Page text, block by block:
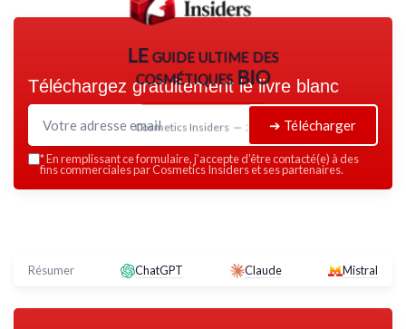
LE guide ultime des
cosmétiques BIO
Cosmetics Insiders — 2026
Téléchargez gratuitement le livre blanc
➔ Télécharger
*En remplissant ce formulaire, j’accepte d’être contacté(e) à des
fins commerciales par Cosmetics Insiders et ses partenaires.
Résumer ChatGPT Claude Mistral